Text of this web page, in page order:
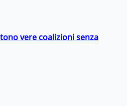
vere coalizioni senza